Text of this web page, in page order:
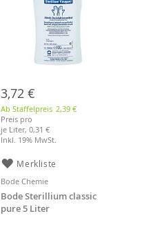
3,72 €
Ab Staffelpreis 2,39 €
Preis pro
je Liter,0,31 €
Inkl. 19% MwSt.
Merkliste
Bode Chemie
Bode Sterillium classic
pure 5 Liter